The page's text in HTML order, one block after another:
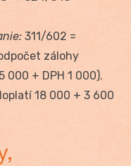
311/602 =
zálohy
000 + DPH 1 000).
18 000 + 3 600